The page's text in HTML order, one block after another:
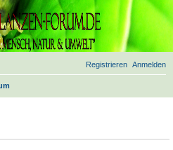
Anmelden
Registrieren